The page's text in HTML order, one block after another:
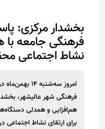
بخشدار مرکزی:
فرهنگی جامعه با
نشاط اجتماعی
امروز سه‌شنبه
فرهنگی شهر عالیشهر،
هم‌افزایی و همدلی
برای ارتقای نشاط